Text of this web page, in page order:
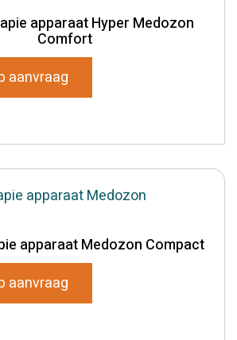
apparaat Hyper Medozon
Comfort
aanvraag
apparaat Medozon Compact
aanvraag